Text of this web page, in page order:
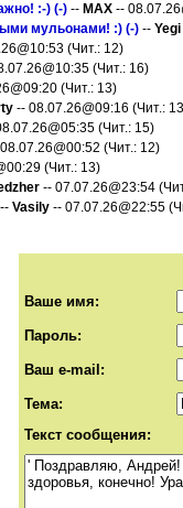
:-) (-) -- MAX --
мульонами! :) (-) -- Yegi
(Чит.: 12)
(Чит.: 16)
(Чит.: 13)
-- 08.07.26@09:16 (Чит.:
(Чит.: 15)
(Чит.: 12)
(Чит.: 13)
-- 07.07.26@23:54
-- Vasily -- 07.07.26@22:55
Ваше имя:
Пароль:
Ваш e-mail:
Тема:
Текст сообщения: